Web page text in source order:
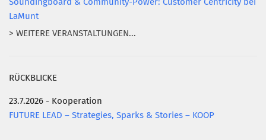
Soundingboard & Community-Power: Customer Centricity bei
LaMunt
> WEITERE VERANSTALTUNGEN...
RÜCKBLICKE
23.7.2026 - Kooperation
FUTURE LEAD – Strategies, Sparks & Stories – KOOP